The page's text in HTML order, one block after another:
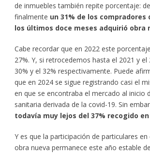
de inmuebles también repite porcentaje:
finalmente un 31% de los compradores
los últimos doce meses adquirió obra
Cabe recordar que en 2022 este
27%. Y, si retrocedemos hasta el 2021 y
30% y el 32% respectivamente. Puede
que en 2024 se sigue registrando casi el
en que se encontraba el mercado al inicio
sanitaria derivada de la covid-19. Sin
todavía muy lejos del 37% recogido en
Y es que la participación de particulares
obra nueva permanece este año estable